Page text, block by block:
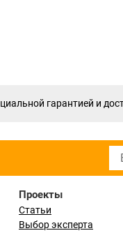
гарантией и
Проекты
Статьи
Выбор эксперта